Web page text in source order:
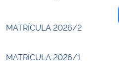
MATRÍCULA 2026/2
MATRÍCULA 2026/1